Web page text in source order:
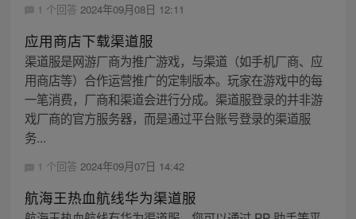
1 个回答 2024年09月08日 12:11
应用商店下载渠道服
渠道服是网游厂商为推广游戏，与渠道（如手机厂商、应
用商店等）合作运营推广的定制版本。玩家在游戏中的每
一笔消费，厂商和渠道会进行分成。渠道服登录的并非游
戏厂商的官方服务器，而是通过平台账号登录的渠道服
务...
1 个回答 2024年09月07日 14:42
航海王热血航线华为渠道服